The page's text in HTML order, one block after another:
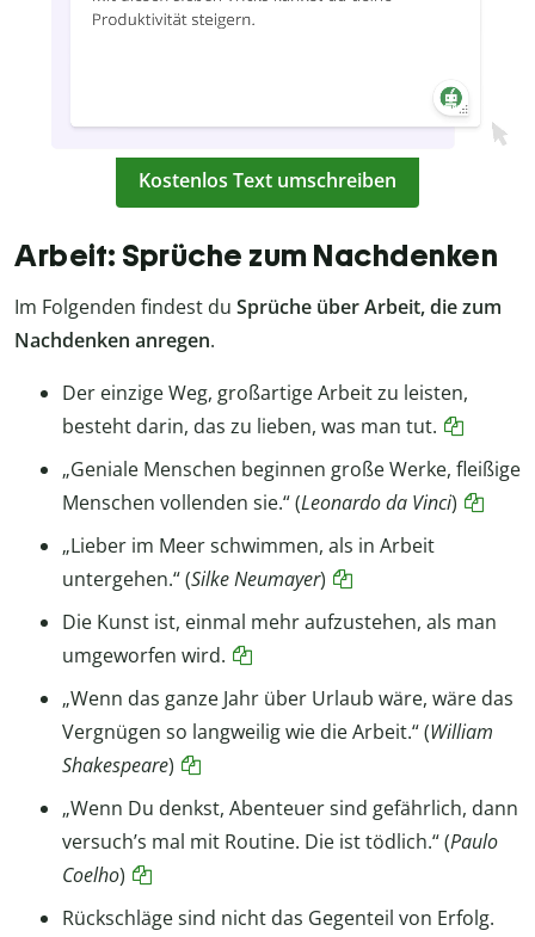
Kostenlos Text umschreiben
Arbeit: Sprüche zum Nachdenken
Im Folgenden findest du Sprüche über Arbeit, die zum
Nachdenken anregen.
Der einzige Weg, großartige Arbeit zu leisten,
besteht darin, das zu lieben, was man tut.
„Geniale Menschen beginnen große Werke, fleißige
Menschen vollenden sie.“ (Leonardo da Vinci)
„Lieber im Meer schwimmen, als in Arbeit
untergehen.“ (Silke Neumayer)
Die Kunst ist, einmal mehr aufzustehen, als man
umgeworfen wird.
„Wenn das ganze Jahr über Urlaub wäre, wäre das
Vergnügen so langweilig wie die Arbeit.“ (William
Shakespeare)
„Wenn Du denkst, Abenteuer sind gefährlich, dann
versuch’s mal mit Routine. Die ist tödlich.“ (Paulo
Coelho)
Rückschläge sind nicht das Gegenteil von Erfolg.